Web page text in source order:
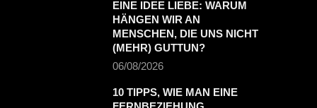
EINE IDEE LIEBE: WARUM
HÄNGEN WIR AN
MENSCHEN, DIE UNS NICHT
(MEHR) GUTTUN?
06/08/2026
10 TIPPS, WIE MAN EINE